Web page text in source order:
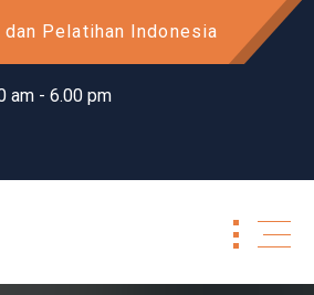
Pelatihan Indonesia
am - 6.00 pm